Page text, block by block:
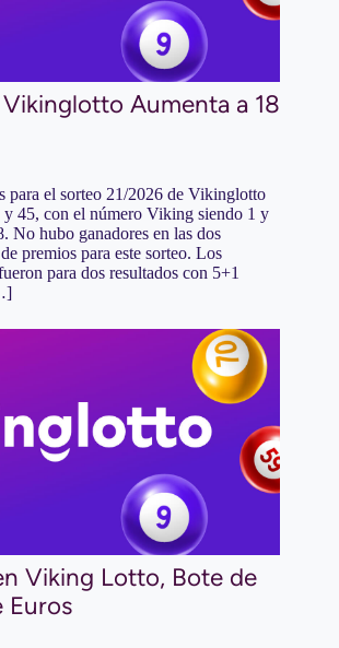
Aumenta a 18
para el sorteo 21/2026 de Vikinglotto
45, con el número Viking siendo 1 y
No hubo ganadores en las dos
premios para este sorteo. Los
para dos resultados con 5+1
Viking Lotto, Bote de
Euros